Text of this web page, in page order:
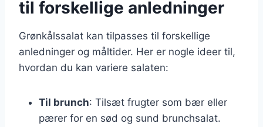
til forskellige anledninger
Grønkålssalat kan tilpasses til forskellige
anledninger og måltider. Her er nogle ideer til,
hvordan du kan variere salaten:
Til brunch: Tilsæt frugter som bær eller
pærer for en sød og sund brunchsalat.